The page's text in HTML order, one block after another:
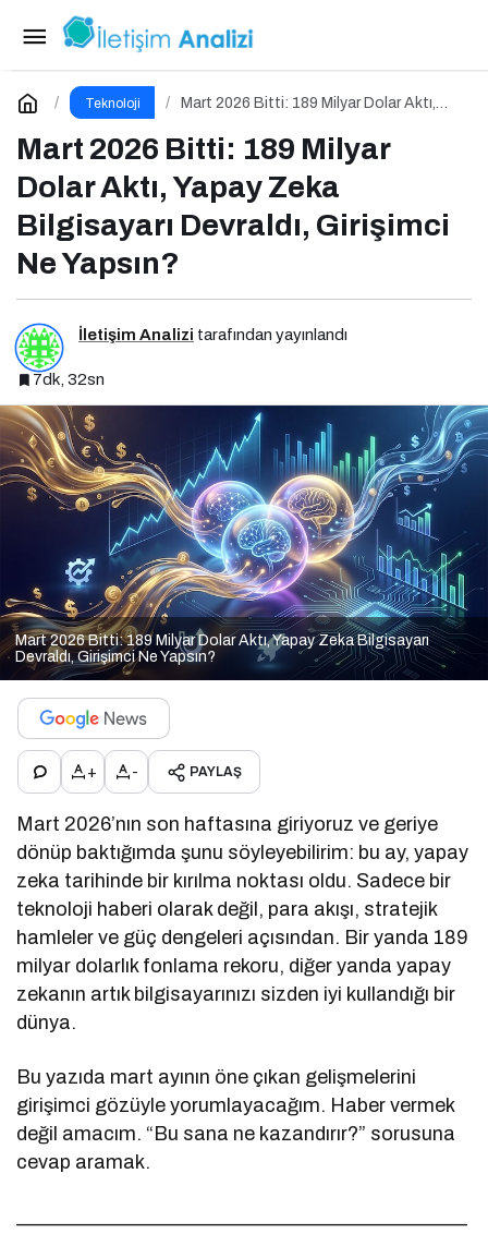
Teknoloji
Mart 2026 Bitti: 189 Milyar Dolar Aktı,
Ne Yapsın?
Mart 2026 Bitti: 189 Milyar
Dolar Aktı, Yapay Zeka
Bilgisayarı Devraldı, Girişimci
Ne Yapsın?
İletişim Analizi tarafından yayınlandı
7dk, 32sn
Mart 2026 Bitti: 189 Milyar Dolar Aktı, Yapay Zeka Bilgisayarı
Devraldı, Girişimci Ne Yapsın?
+ - PAYLAŞ
Mart 2026’nın son haftasına giriyoruz ve geriye
dönüp baktığımda şunu söyleyebilirim: bu ay, yapay
zeka tarihinde bir kırılma noktası oldu. Sadece bir
teknoloji haberi olarak değil, para akışı, stratejik
hamleler ve güç dengeleri açısından. Bir yanda 189
milyar dolarlık fonlama rekoru, diğer yanda yapay
zekanın artık bilgisayarınızı sizden iyi kullandığı bir
dünya.
Bu yazıda mart ayının öne çıkan gelişmelerini
girişimci gözüyle yorumlayacağım. Haber vermek
değil amacım. “Bu sana ne kazandırır?” sorusuna
cevap aramak.
Apple Siri’yi Google’a Teslim Etti, OpenAI
Bilgisayar Kullanmaya Başladı
Yorum Yap